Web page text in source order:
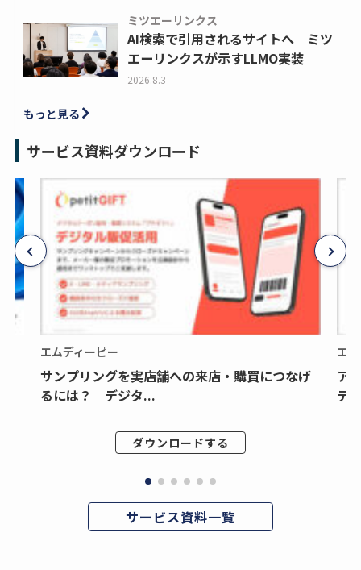
ミツエーリンクス
AI検索で引用されるサイトへ ミツ
エーリンクスが示すLLMO実装
2026.8.3
もっと見る
サービス資料ダウンロード
エムディーピー
サンプリングを実店舗への来店・購買につなげ
るには？ デジタ...
ダウンロードする
エ
ア
デ
サービス資料一覧